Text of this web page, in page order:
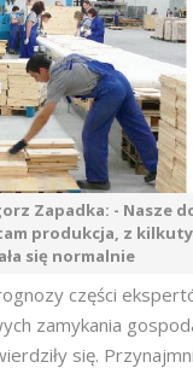
Zapadka: - Nasze
produkcja, z
się normalnie
części
zamykania
się.